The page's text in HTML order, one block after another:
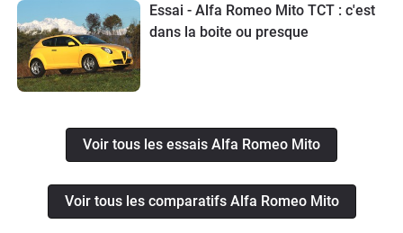
Essai - Alfa Romeo Mito TCT : c'est
dans la boite ou presque
Voir tous les essais Alfa Romeo Mito
Voir tous les comparatifs Alfa Romeo Mito